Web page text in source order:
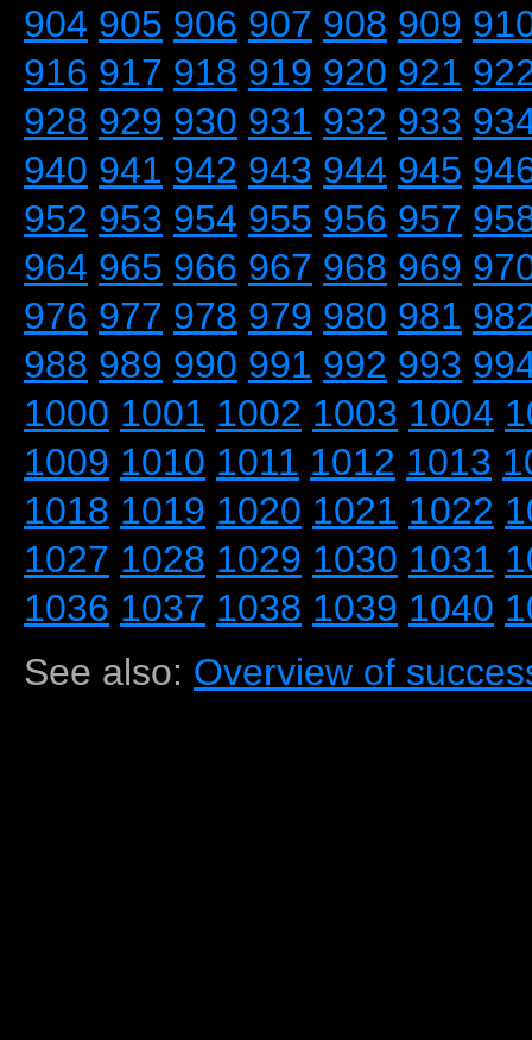
904 905 906 907 908 909
916 917 918 919 920 921
928 929 930 931 932 933
940 941 942 943 944 945
952 953 954 955 956 957
964 965 966 967 968 969
976 977 978 979 980 981
988 989 990 991 992 993
1000 1001 1002 1003 1004
1009 1010 1011 1012 1013
1018 1019 1020 1021 1022
1027 1028 1029 1030 1031
1036 1037 1038 1039 1040
See also: Overview of